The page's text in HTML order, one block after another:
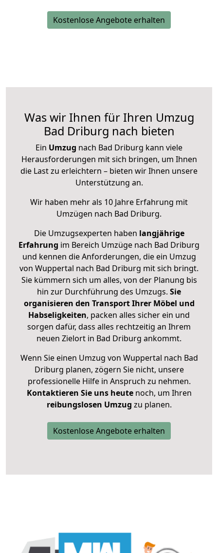
Kostenlose Angebote erhalten
Was wir Ihnen für Ihren Umzug
Bad Driburg nach bieten
Ein Umzug nach Bad Driburg kann viele
Herausforderungen mit sich bringen, um Ihnen
die Last zu erleichtern – bieten wir Ihnen unsere
Unterstützung an.
Wir haben mehr als 10 Jahre Erfahrung mit
Umzügen nach Bad Driburg.
Die Umzugsexperten haben langjährige
Erfahrung im Bereich Umzüge nach Bad Driburg
und kennen die Anforderungen, die ein Umzug
von Wuppertal nach Bad Driburg mit sich bringt.
Sie kümmern sich um alles, von der Planung bis
hin zur Durchführung des Umzugs. Sie
organisieren den Transport Ihrer Möbel und
Habseligkeiten, packen alles sicher ein und
sorgen dafür, dass alles rechtzeitig an Ihrem
neuen Zielort in Bad Driburg ankommt.
Wenn Sie einen Umzug von Wuppertal nach Bad
Driburg planen, zögern Sie nicht, unsere
professionelle Hilfe in Anspruch zu nehmen.
Kontaktieren Sie uns heutenoch, um Ihren
reibungslosen Umzug zu planen.
Kostenlose Angebote erhalten